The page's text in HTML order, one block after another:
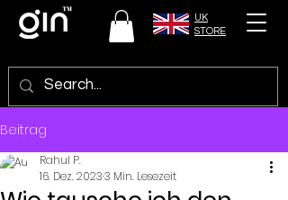
UK
STORE
Beitrag
Rahul P.
16. Dez. 20233 Min. Lesezeit